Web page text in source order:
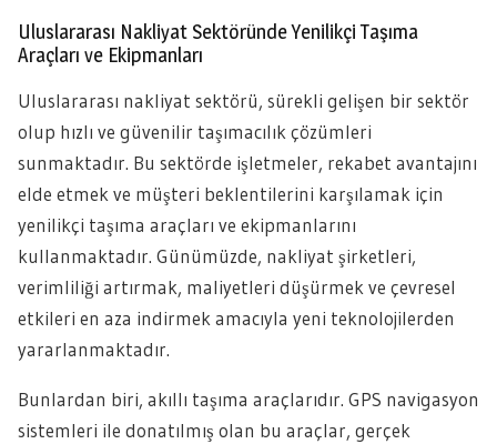
Uluslararası Nakliyat Sektöründe Yenilikçi Taşıma
Araçları ve Ekipmanları
Uluslararası nakliyat sektörü, sürekli gelişen bir sektör
olup hızlı ve güvenilir taşımacılık çözümleri
sunmaktadır. Bu sektörde işletmeler, rekabet avantajını
elde etmek ve müşteri beklentilerini karşılamak için
yenilikçi taşıma araçları ve ekipmanlarını
kullanmaktadır. Günümüzde, nakliyat şirketleri,
verimliliği artırmak, maliyetleri düşürmek ve çevresel
etkileri en aza indirmek amacıyla yeni teknolojilerden
yararlanmaktadır.
Bunlardan biri, akıllı taşıma araçlarıdır. GPS navigasyon
sistemleri ile donatılmış olan bu araçlar, gerçek